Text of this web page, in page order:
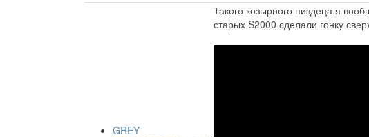
GREY
Такого козырного пиздеца я
старых S2000 сделали гонку